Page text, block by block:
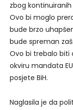
zbog
Ovo bi moglo
bude brzo
bude spreman
Ovo bi trebalo biti
okviru mandata
posjete BiH.
Naglasila je da